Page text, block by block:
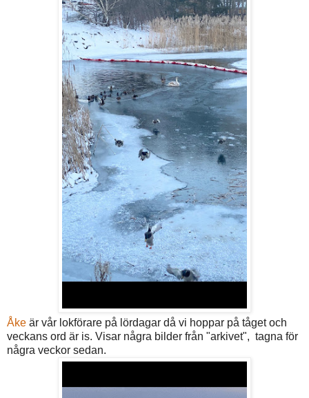
Åke är vår lokförare på lördagar då vi hoppar på tåget och
veckans ord är is. Visar några bilder från "arkivet", tagna för
några veckor sedan.